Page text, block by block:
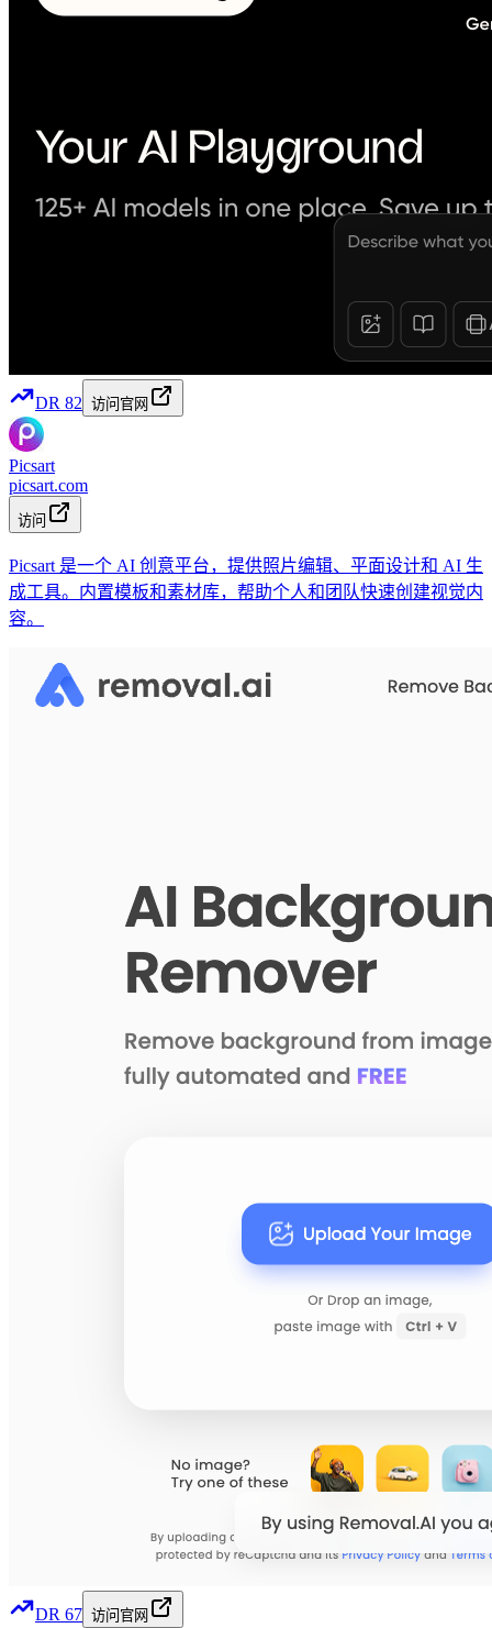
DR 82 访问官网
Picsart
picsart.com
访问
Picsart 是一个 AI 创意平台，提供照片编辑、平面设计和 AI 生
成工具。内置模板和素材库，帮助个人和团队快速创建视觉内
容。
DR 67 访问官网